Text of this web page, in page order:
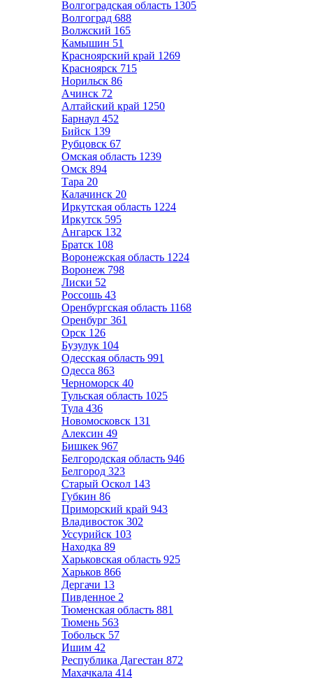
Волгоградская область 1305
Волгоград 688
Волжский 165
Камышин 51
Красноярский край 1269
Красноярск 715
Норильск 86
Ачинск 72
Алтайский край 1250
Барнаул 452
Бийск 139
Рубцовск 67
Омская область 1239
Омск 894
Тара 20
Калачинск 20
Иркутская область 1224
Иркутск 595
Ангарск 132
Братск 108
Воронежская область 1224
Воронеж 798
Лиски 52
Россошь 43
Оренбургская область 1168
Оренбург 361
Орск 126
Бузулук 104
Одесская область 991
Одесса 863
Черноморск 40
Тульская область 1025
Тула 436
Новомосковск 131
Алексин 49
Бишкек 967
Белгородская область 946
Белгород 323
Старый Оскол 143
Губкин 86
Приморский край 943
Владивосток 302
Уссурийск 103
Находка 89
Харьковская область 925
Харьков 866
Дергачи 13
Пивденное 2
Тюменская область 881
Тюмень 563
Тобольск 57
Ишим 42
Республика Дагестан 872
Махачкала 414